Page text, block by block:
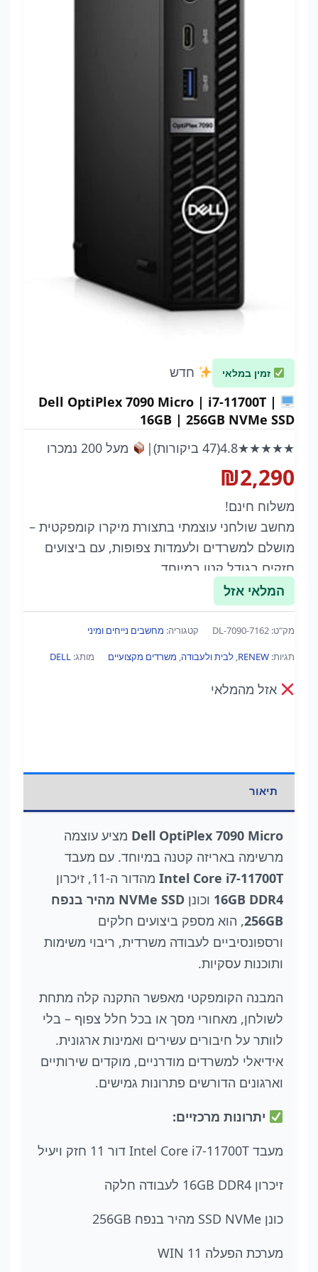
זמין במלאי
חדש
Dell OptiPlex 7090 Micro | i7-11700T |
16GB | 256GB NVMe SSD
★★★★★
4.8(47 ביקורות) | מעל 200 נמכרו
₪2,290
משלוח חינם!
מחשב שולחני עוצמתי בתצורת מיקרו קומפקטית –
מושלם למשרדים ולעמדות צפופות, עם ביצועים
חזקים בגודל קטן במיוחד.
המלאי אזל
מק"ט: DL-7090-7162 קטגוריה: מחשבים נייחים ומיני
תגיות: RENEW
, לבית ולעבודה, משרדים מקצועיים מותג: DELL
אזל מהמלאי
תיאור
Dell OptiPlex 7090 Micro מציע עוצמה
מרשימה באריזה קטנה במיוחד. עם מעבד
Intel Core i7-11700T מהדור ה-11, זיכרון
16GB DDR4 וכונן
NVMe SSD מהיר בנפח
256GB, הוא מספק ביצועים חלקים
ורספונסיביים לעבודה משרדית, ריבוי משימות
ותוכנות עסקיות.
המבנה הקומפקטי מאפשר התקנה קלה מתחת
לשולחן, מאחורי מסך או בכל חלל צפוף – בלי
לוותר על חיבורים עשירים ואמינות ארגונית.
אידיאלי למשרדים מודרניים, מוקדים שירותיים
וארגונים הדורשים פתרונות גמישים.
יתרונות מרכזיים:
מעבד Intel Core i7-11700T דור 11 חזק ויעיל
זיכרון 16GB DDR4 לעבודה חלקה
כונן SSD NVMe מהיר בנפח 256GB
מערכת הפעלה WIN 11